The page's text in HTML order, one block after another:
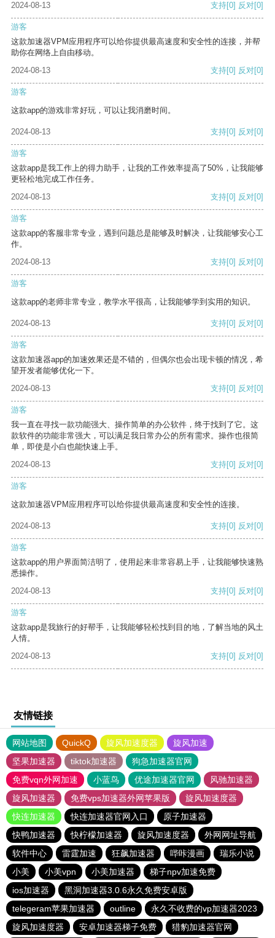
2024-08-13
支持[0] 反对[0]
游客
这款加速器VPM应用程序可以给你提供最高速度和安全性的连接，并帮
助你在网络上自由移动。
2024-08-13
支持[0] 反对[0]
游客
这款app的游戏非常好玩，可以让我消磨时间。
2024-08-13 支持[0] 反对[0]
游客
这款app是我工作上的得力助手，让我的工作效率提高了50%，让我能够
更轻松地完成工作任务。
2024-08-13
支持[0] 反对[0]
游客
这款app的客服非常专业，遇到问题总是能够及时解决，让我能够安心工
作。
2024-08-13
支持[0] 反对[0]
游客
这款app的老师非常专业，教学水平很高，让我能够学到实用的知识。
2024-08-13 支持[0] 反对[0]
游客
这款加速器app的加速效果还是不错的，但偶尔也会出现卡顿的情况，希
望开发者能够优化一下。
2024-08-13
支持[0] 反对[0]
游客
我一直在寻找一款功能强大、操作简单的办公软件，终于找到了它。这
款软件的功能非常强大，可以满足我日常办公的所有需求。操作也很简
单，即使是小白也能快速上手。
2024-08-13
支持[0] 反对[0]
游客
这款加速器VPM应用程序可以给你提供最高速度和安全性的连接。
2024-08-13 支持[0] 反对[0]
游客
这款app的用户界面简洁明了，使用起来非常容易上手，让我能够快速熟
悉操作。
2024-08-13
支持[0] 反对[0]
游客
这款app是我旅行的好帮手，让我能够轻松找到目的地，了解当地的风土
人情。
2024-08-13
支持[0] 反对[0]
友情链接
网站地图 QuickQ 旋风加速度器
旋风加速
坚果加速器
tiktok加速器
狗急加速器官网
免费vqn外网加速
小蓝鸟 优途加速器官网
风驰加速器
旋风加速器
免费vps加速器外网苹果版
旋风加速度器
快连加速器
快连加速器官网入口
原子加速器
快鸭加速器
快柠檬加速器 旋风加速度器
外网网址导航
软件中心
雷霆加速 狂飙加速器 哔咔漫画
瑞乐小说
小美
小美vpn 小美加速器
梯子npv加速免费
ios加速器
黑洞加速器3.0.6永久免费安卓版
telegeram苹果加速器
outline
永久不收费的vp加速器2023
旋风加速度器
安卓加速器梯子免费 猎豹加速器官网